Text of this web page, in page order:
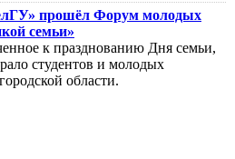
прошёл Форум молодых
семьи»
к празднованию Дня семьи,
студентов и молодых
области.